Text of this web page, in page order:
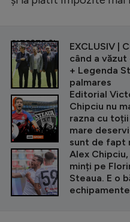
CITEȘTE ȘI
EXCLUSIV |
când a
+ Legenda
palmares
Editorial
Chipciu nu
razna cu
mare
sunt de fapt
Alex
minți pe
Steaua. E o